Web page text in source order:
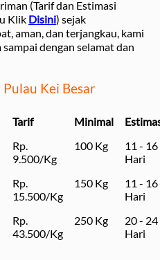
(Tarif dan Estimasi
Klik Disini) sejak
aman, dan terjangkau, kami
dengan selamat dan
Kei Besar
Tarif Minimal
Rp.
9.500/Kg
100 Kg
11 - 16
Hari
Rp.
15.500/Kg
150 Kg
11 - 16
Hari
Rp.
43.500/Kg
250 Kg
20 - 24
Hari